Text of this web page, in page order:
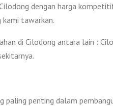
dengan harga
tawarkan.
di Cilodong antara lain :
paling penting dalam